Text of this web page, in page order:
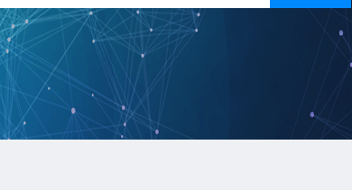
式
商分润系统
模式
多用户入驻平台模式
打造类似京东、天猫等多平台入
客满小程序
门店小程序拓客利器
社区团购系统